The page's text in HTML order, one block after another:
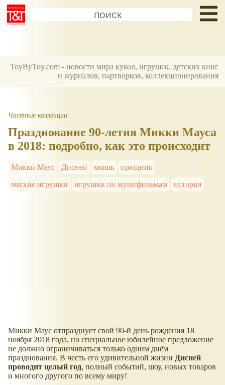
ToyByToy.com - новости мира кукол, игрушек, детских книг
и журналов, партворков, коллекционирования
Частные коллекции
Празднование 90-летия Микки Мауса
в 2018: подробно, как это происходит
Микки Маус Дисней мышь
праздник
мягкие игрушки
игрушки по мультфильмам история
Микки Маус отпразднует свой 90-й день рождения 18
ноября 2018 года, но специальное юбилейное предложение
не должно ограничиваться только одним днём
празднования. В честь его удивительной жизни Дисней
проводит целый год, полный событий, шоу, новых товаров
и многого другого по всему миру!